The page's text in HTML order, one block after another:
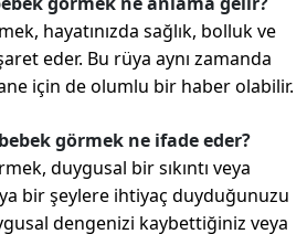
hayatınızda sağlık, bolluk ve
eder. Bu rüya aynı zamanda
için de olumlu bir haber olabilir.
görmek ne ifade eder?
duygusal bir sıkıntı veya
bir şeylere ihtiyaç duyduğunuzu
dengenizi kaybettiğiniz veya